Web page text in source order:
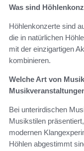
Was sind
Höhlenkonzerte sind
die in natürlichen
mit der einzigartigen
kombinieren.
Welche Art von
Bei unterirdischen
Musikstilen
modernen
Höhlen abgestimmt